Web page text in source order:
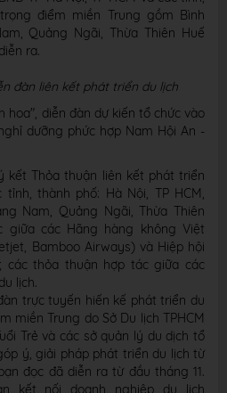
điểm miền Trung gồm Bình
Quảng Ngãi, Thừa Thiên Huế
ra.
đàn liên kết phát triển du lịch
hoa", diễn đàn dự kiến tổ chức vào
dưỡng phức hợp Nam Hội An -
kết Thỏa thuận liên kết phát triển
thành phố: Hà Nội, TP HCM,
Nam, Quảng Ngãi, Thừa Thiên
giữa các Hãng hàng không Việt
Bamboo Airways) và Hiệp hội
các thỏa thuận hợp tác giữa các
lịch.
trực tuyến hiến kế phát triển du
miền Trung do Sở Du lịch TPHCM
Trẻ và các sở quản lý du dịch tổ
ý, giải pháp phát triển du lịch từ
đọc đã diễn ra từ đầu tháng 11.
kết nối doanh nghiệp du lịch